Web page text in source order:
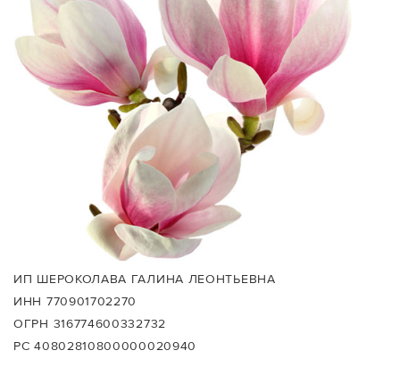
ИП ШЕРОКОЛАВА ГАЛИНА ЛЕОНТЬЕВНА
ИНН 770901702270
ОГРН 316774600332732
РС 40802810800000020940